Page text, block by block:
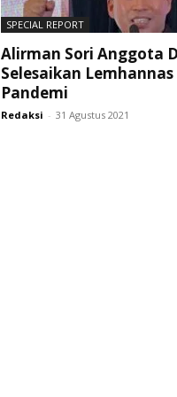
SPECIAL REPORT
Alirman Sori Anggota
Selesaikan
Pandemi
Redaksi - 31 Agustus 2021